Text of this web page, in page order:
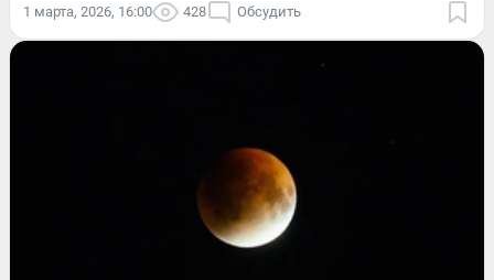
1 марта, 2026, 16:00 428 Обсудить